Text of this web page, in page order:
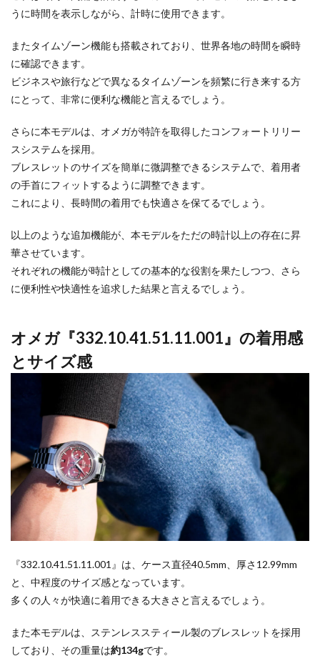
うに時間を表示しながら、計時に使用できます。
またタイムゾーン機能も搭載されており、世界各地の時間を瞬時
に確認できます。
ビジネスや旅行などで異なるタイムゾーンを頻繁に行き来する方
にとって、非常に便利な機能と言えるでしょう。
さらに本モデルは、オメガが特許を取得したコンフォートリリー
スシステムを採用。
ブレスレットのサイズを簡単に微調整できるシステムで、着用者
の手首にフィットするように調整できます。
これにより、長時間の着用でも快適さを保てるでしょう。
以上のような追加機能が、本モデルをただの時計以上の存在に昇
華させています。
それぞれの機能が時計としての基本的な役割を果たしつつ、さら
に便利性や快適性を追求した結果と言えるでしょう。
オメガ『332.10.41.51.11.001』の着用感
とサイズ感
『332.10.41.51.11.001』は、ケース直径40.5mm、厚さ12.99mm
と、中程度のサイズ感となっています。
多くの人々が快適に着用できる大きさと言えるでしょう。
また本モデルは、ステンレススティール製のブレスレットを採用
しており、その重量は約134gです。